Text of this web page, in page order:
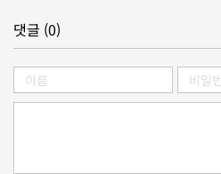
댓글 (0)